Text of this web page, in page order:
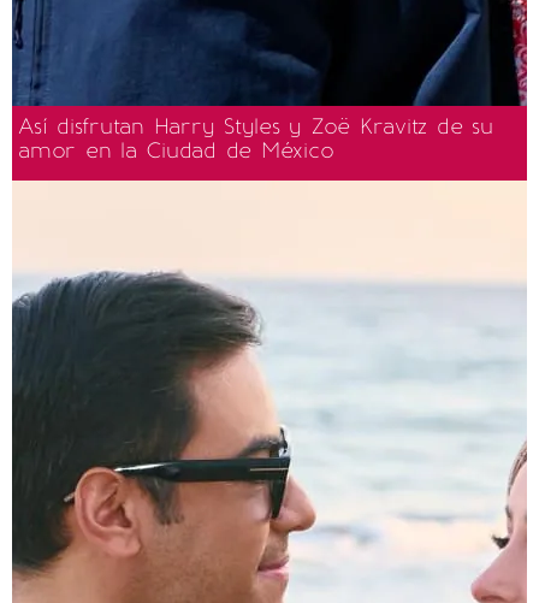
Así disfrutan Harry Styles y Zoë Kravitz de su
amor en la Ciudad de México